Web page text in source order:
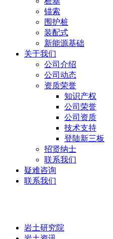
锚索
围护桩
装配式
新能源基础
关于我们
公司介绍
公司动态
资质荣誉
知识产权
公司荣誉
公司资质
技术支持
登陆新三板
招贤纳士
联系我们
疑难咨询
联系我们
岩土研究院